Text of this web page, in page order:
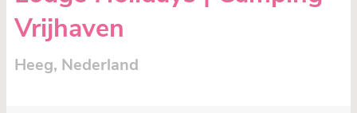
Vrijhaven
Heeg, Nederland